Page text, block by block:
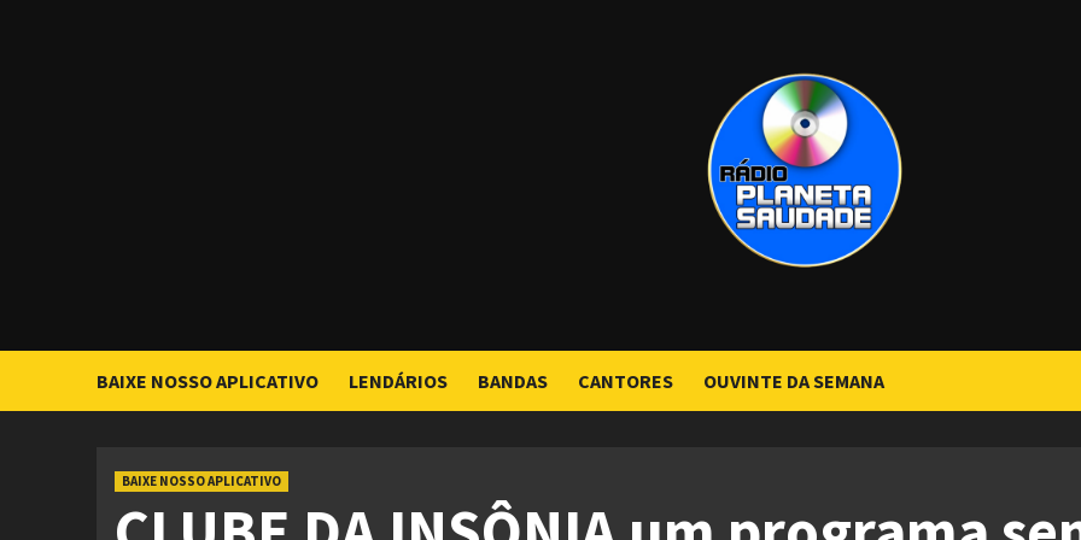
BAIXE NOSSO APLICATIVO LENDÁRIOS BANDAS CANTORES OUVINTE DA SEMANA
BAIXE NOSSO APLICATIVO